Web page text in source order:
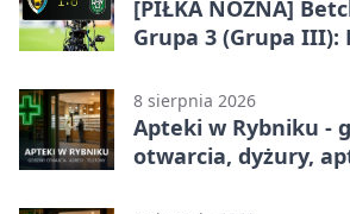
[PIŁKA NOŻNA]
Grupa 3 (Grupa III):
8 sierpnia 2026
Apteki w Rybniku -
otwarcia, dyżury,